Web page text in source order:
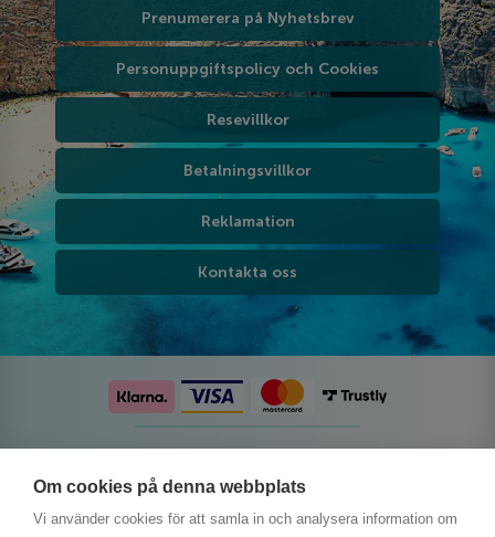
Om cookies på denna webbplats
Vi använder cookies för att samla in och analysera information om
Prenumerera på Nyhetsbrev
Personuppgiftspolicy och Cookies
Resevillkor
Betalningsvillkor
Reklamation
Kontakta oss